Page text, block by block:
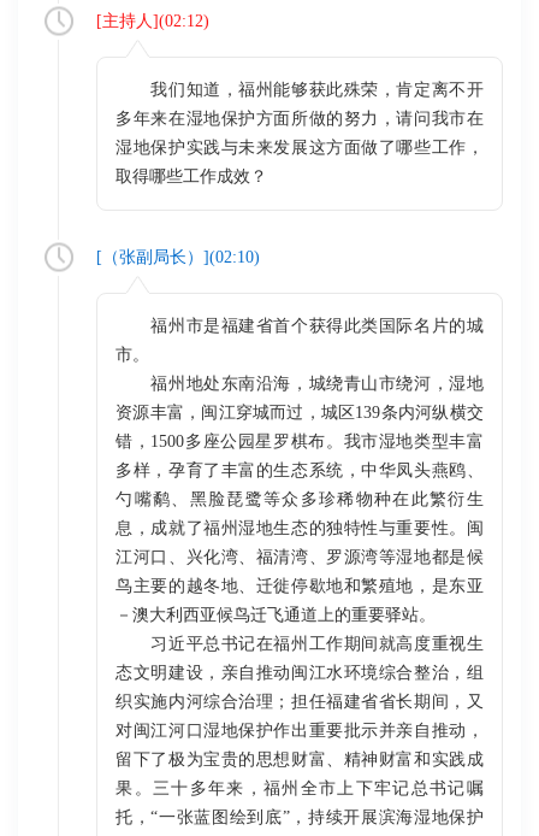
[主持人](02:12)
我们知道，福州能够获此殊荣，肯定离不开
多年来在湿地保护方面所做的努力，请问我市在
湿地保护实践与未来发展这方面做了哪些工作，
取得哪些工作成效？
[（张副局长 ）](02:10)
福州市是福建省首个获得此类国际名片的城
市。
福州地处东南沿海，城绕青山市绕河，湿地
资源丰富，闽江穿城而过，城区139条内河纵横交
错，1500多座公园星罗棋布。我市湿地类型丰富
多样，孕育了丰富的生态系统，中华凤头燕鸥、
勺嘴鹬、黑脸琵鹭等众多珍稀物种在此繁衍生
息，成就了福州湿地生态的独特性与重要性。闽
江河口、兴化湾、福清湾、罗源湾等湿地都是候
鸟主要的越冬地、迁徙停歇地和繁殖地，是东亚
－澳大利西亚候鸟迁飞通道上的重要驿站。
习近平总书记在福州工作期间就高度重视生
态文明建设，亲自推动闽江水环境综合整治，组
织实施内河综合治理；担任福建省省长期间，又
对闽江河口湿地保护作出重要批示并亲自推动，
留下了极为宝贵的思想财富、精神财富和实践成
果。三十多年来，福州全市上下牢记总书记嘱
托，“一张蓝图绘到底”，持续开展滨海湿地保护